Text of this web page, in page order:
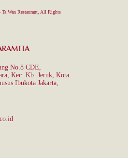
Wan Restaurant, All Rights
No.8 CDE,
Kec. Kb. Jeruk, Kota
Ibukota Jakarta,